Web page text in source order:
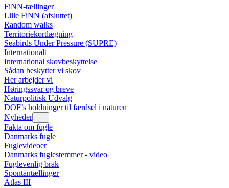
FiNN-tællinger
Lille FiNN (afsluttet)
Random walks
Territoriekortlægning
Seabirds Under Pressure (SUPRE)
Internationalt
International skovbeskyttelse
Sådan beskytter vi skov
Her arbejder vi
Høringssvar og breve
Naturpolitisk Udvalg
DOF’s holdninger til færdsel i naturen
Nyheder
Fakta om fugle
Danmarks fugle
Fuglevideoer
Danmarks fuglestemmer - video
Fuglevenlig brak
Spontantællinger
Atlas III